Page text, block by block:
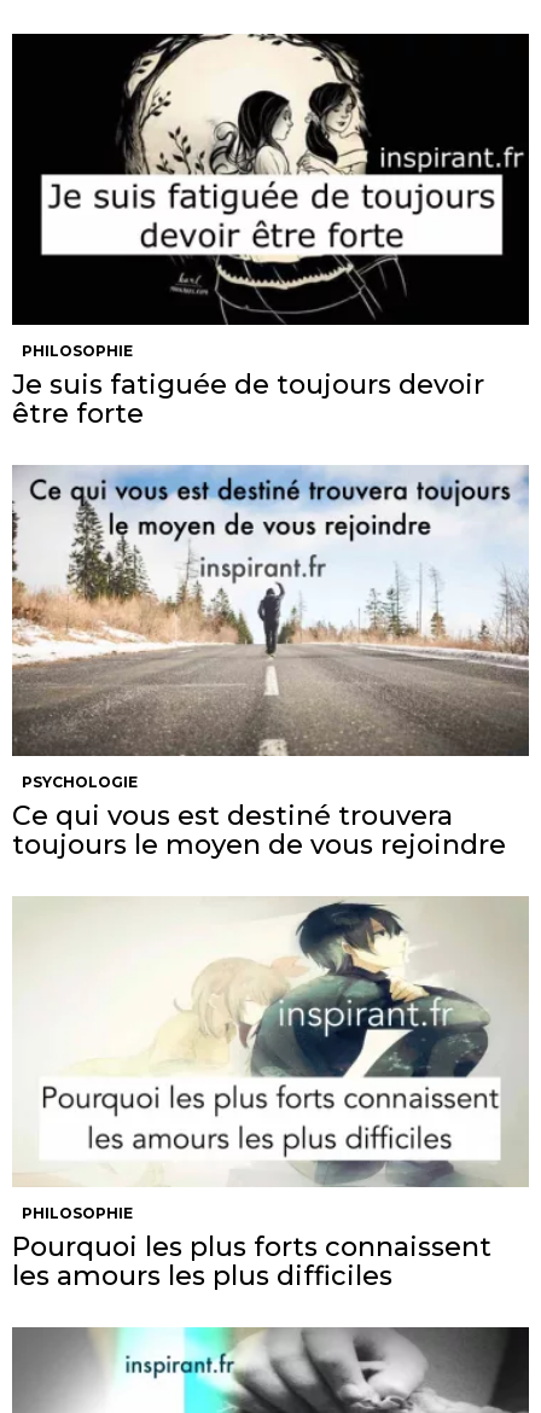
PHILOSOPHIE
Je suis fatiguée de toujours devoir
être forte
PSYCHOLOGIE
Ce qui vous est destiné trouvera
toujours le moyen de vous rejoindre
PHILOSOPHIE
Pourquoi les plus forts connaissent
les amours les plus difficiles